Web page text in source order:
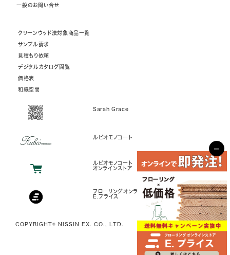
一般のお問い合せ
クリーンウッド法対象商品一覧
サンプル請求
見積もり依頼
デジタルカタログ閲覧
価格表
和紙空間
Sarah Grace
ルビオモノコート
ルビオモノコート
オンラインストア
フローリングオンラインストア
E.プライス
COPYRIGHT© NISSIN EX. CO., LTD.
−